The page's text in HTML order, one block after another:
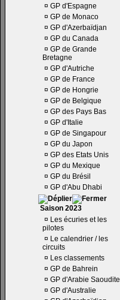
¤ GP d'Espagne
¤ GP de Monaco
¤ GP d'Azerbaïdjan
¤ GP du Canada
¤ GP de Grande
Bretagne
¤ GP d'Autriche
¤ GP de France
¤ GP de Hongrie
¤ GP de Belgique
¤ GP des Pays Bas
¤ GP d'Italie
¤ GP de Singapour
¤ GP du Japon
¤ GP des Etats Unis
¤ GP du Mexique
¤ GP du Brésil
¤ GP d'Abu Dhabi
Saison 2023
¤ Les écuries et les
pilotes
¤ Le calendrier / les
circuits
¤ Les classements
¤ GP de Bahrein
¤ GP d'Arabie Saoudite
¤ GP d'Australie